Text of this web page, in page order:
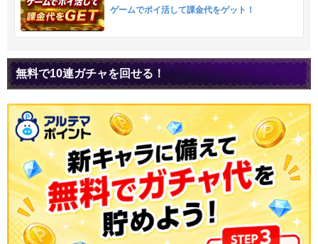
ゲームでポイ活して課金代をゲット！
無料で10連ガチャを回せる！